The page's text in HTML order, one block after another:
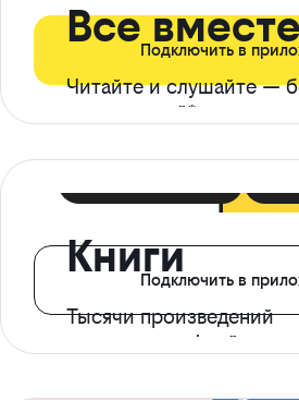
Все
Читайте и слушайте —
ограничений*
Подключить в
Книги
Тысячи произведений
с доступом офлайн
Подключить в